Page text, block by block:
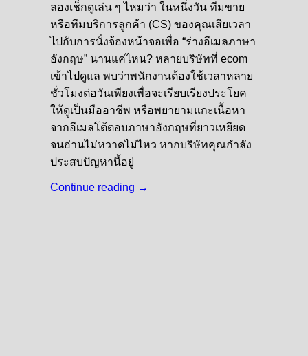
ลองเช็กดูเล่น ๆ ไหมว่า ในหนึ่งวัน ทีมขาย
หรือทีมบริการลูกค้า (CS) ของคุณเสียเวลา
ไปกับการนั่งจ้องหน้าจอเพื่อ “ร่างอีเมลภาษา
อังกฤษ” นานแค่ไหน? หลายบริษัทที่ ecom
เข้าไปดูแล พบว่าพนักงานต้องใช้เวลาหลาย
ชั่วโมงต่อวันเพียงเพื่อจะเรียบเรียงประโยค
ให้ดูเป็นมืออาชีพ หรือพยายามแกะเนื้อหา
จากอีเมลโต้ตอบภาษาอังกฤษที่ยาวเหยียด
จนอ่านไม่หวาดไม่ไหว หากบริษัทคุณกำลัง
ประสบปัญหานี้อยู่
Continue reading →